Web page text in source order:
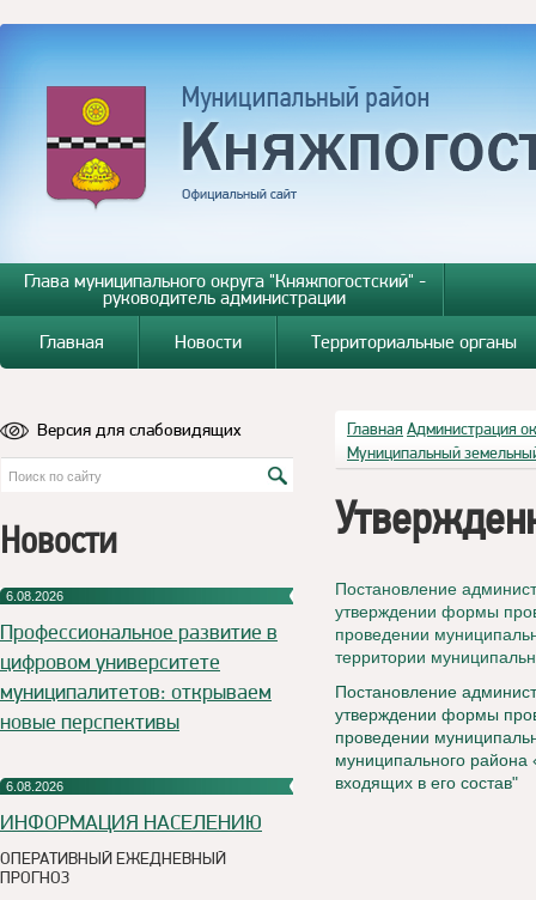
Глава муниципального округа "Княжпогостский" -
руководитель администрации
Главная
Новости Территориальные органы
Версия для слабовидящих
Новости
6.08.2026
Профессиональное развитие в
цифровом университете
муниципалитетов: открываем
новые перспективы
6.08.2026
ИНФОРМАЦИЯ НАСЕЛЕНИЮ
ОПЕРАТИВНЫЙ ЕЖЕДНЕВНЫЙ
ПРОГНОЗ
Главная Администрация
Муниципальный
Постановление
утверждении формы
проведении
территории
Постановление
утверждении формы
проведении
муниципального района
входящих в его состав"